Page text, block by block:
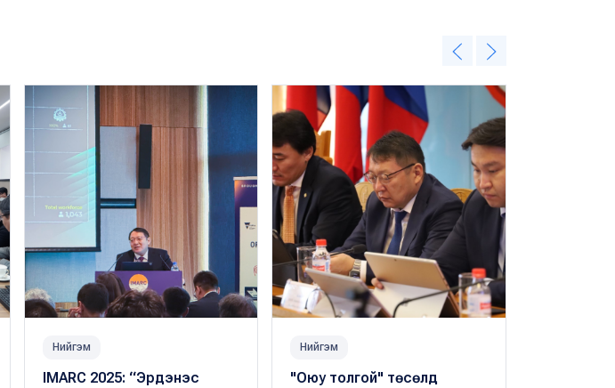
Нийгэм
IMARC 2025: “Эрдэнэс
Нийгэм
"Оюу толгой" төсөлд